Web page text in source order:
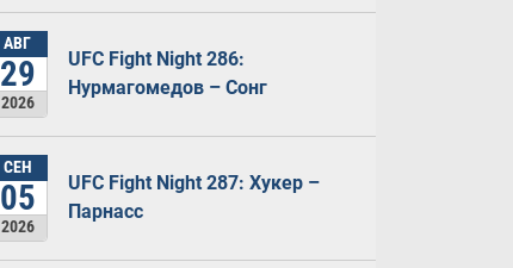
АВГ
29
2026
UFC Fight Night 286:
Нурмагомедов – Сонг
СЕН
05
2026
UFC Fight Night 287: Хукер –
Парнасс